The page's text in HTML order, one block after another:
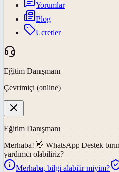
Yorumlar
Blog
Ücretler
Eğitim Danışmanı
Çevrimiçi (online)
Eğitim Danışmanı
Merhaba! 👋 WhatsApp Destek
yardımcı olabiliriz?
Merhaba, bilgi alabilir miyim?